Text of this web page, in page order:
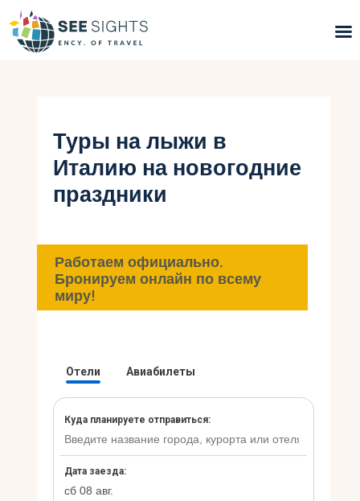
Горящие туры
Типы Туров
Страны
Инфо
Блог
Туры на лыжи в
Италию на новогодние
праздники
Работаем официально.
Бронируем онлайн по всему
миру!